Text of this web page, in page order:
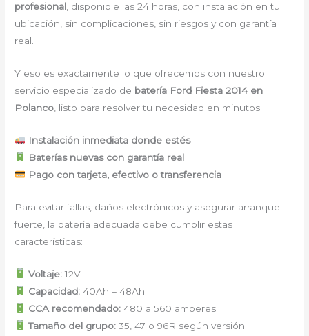
profesional, disponible las 24 horas, con instalación en tu
ubicación, sin complicaciones, sin riesgos y con garantía
real.
Y eso es exactamente lo que ofrecemos con nuestro
servicio especializado de batería Ford Fiesta 2014 en
Polanco , listo para resolver tu necesidad en minutos.
Instalación inmediata donde estés
Baterías nuevas con garantía real
Pago con tarjeta, efectivo o transferencia
Para evitar fallas, daños electrónicos y asegurar arranque
fuerte, la batería adecuada debe cumplir estas
características:
Voltaje:12V
Capacidad:40Ah – 48Ah
CCA recomendado:480 a 560 amperes
Tamaño del grupo:35, 47 o 96R según versión